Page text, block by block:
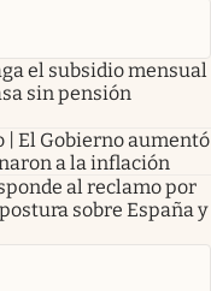
el subsidio mensual
sin pensión
El Gobierno aumentó
a la inflación
al reclamo por
sobre España y